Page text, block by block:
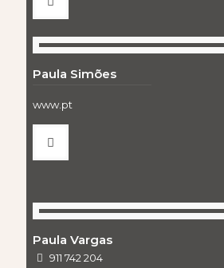
Paula Simões
www.pt
Paula Vargas
911 742 204